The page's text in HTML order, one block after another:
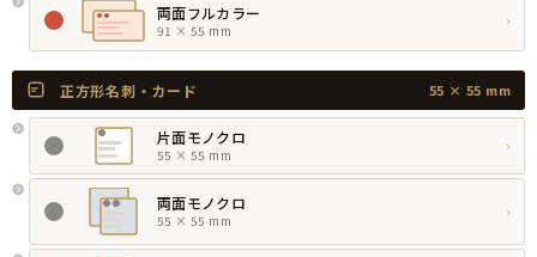
両面フルカラー
91 × 55 mm
›
正方形名刺・カード 55 × 55 mm
片面モノクロ
55 × 55 mm
›
両面モノクロ
55 × 55 mm
›